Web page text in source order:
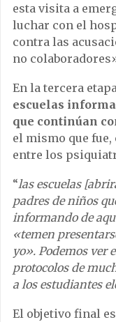
esta visita a
luchar con el
contra las
no
En la tercera
escuelas
que continúan
el mismo que fue,
entre los
“las escuelas
padres de niños
informando de
«temen
yo». Podemos ver
protocolos de
a los estudiantes
El objetivo final